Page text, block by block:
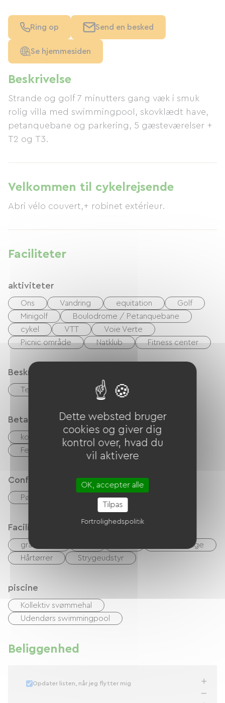
Beskrivelse
Strande og golf 7 minutters gang væk i smuk
rolig villa med swimmingpool, skovklædt have,
petanquebane og parkering, 5 gæsteværelser +
T2 og T3.
Velkommen til cykelrejsende
Abri vélo couvert,+ robinet extérieur.
Faciliteter
aktiviteter
Ons Vandring equitation
Golf
Minigolf
Boulodrome / Petanquebane
cykel
VTT
Voie Verte
Picnic område
Natklub Fitness center
Beskrivelse
Terrasse Privat lukket grund
Betalingsmåder
kontrol
Kontanter
Feriekuponer (ANCV)
Confort
Pøle à bois
Faciliteter
gratis WIFI
Have Lounge
Hårtørrer
Strygeudstyr
piscine
Kollektiv svømmehal
Udendørs swimmingpool
Beliggenhed
Opdater listen, når jeg flytter mig
Ring op Send en besked
Se hjemmesiden
Dette websted bruger
cookies og giver dig
kontrol over, hvad du
vil aktivere
OK, accepter alle
Tilpas
Fortrolighedspolitik